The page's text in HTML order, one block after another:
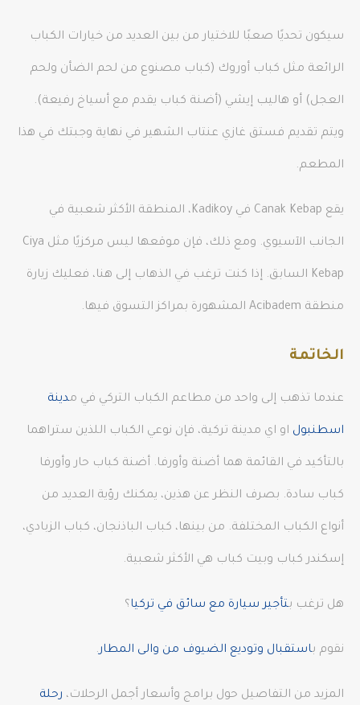
سيكون تحديًا صعبًا للاختيار من بين العديد من خيارات الكباب
الرائعة مثل كباب أوروك (كباب مصنوع من لحم الضأن ولحم
العجل) أو هاليب إيشي (أضنة كباب يقدم مع أسياخ رفيعة).
ويتم تقديم فستق غازي عنتاب الشهير في نهاية وجبتك في هذا
المطعم.
يقع Canak Kebap في Kadikoy، المنطقة الأكثر شعبية في
الجانب الآسيوي. ومع ذلك، فإن موقعها ليس مركزيًا مثل Ciya
Kebap السابق. إذا كنت ترغب في الذهاب إلى هنا، فعليك زيارة
منطقة Acibadem المشهورة بمراكز التسوق فيها.
الخاتمة
عندما تذهب إلى واحد من مطاعم الكباب التركي في مدينة
اسطنبول او اي مدينة تركية، فإن نوعي الكباب اللذين ستراهما
بالتأكيد في القائمة هما أضنة وأورفا. أضنة كباب حار وأورفا
كباب سادة. بصرف النظر عن هذين، يمكنك رؤية العديد من
أنواع الكباب المختلفة. من بينها، كباب الباذنجان، كباب الزبادي،
إسكندر كباب وبيت كباب هي الأكثر شعبية.
هل ترغب بتأجير سيارة مع سائق في تركيا ؟
نقوم باستقبال وتوديع الضيوف من والى المطار.
المزيد من التفاصيل حول برامج وأسعار أجمل الرحلات، رحلة